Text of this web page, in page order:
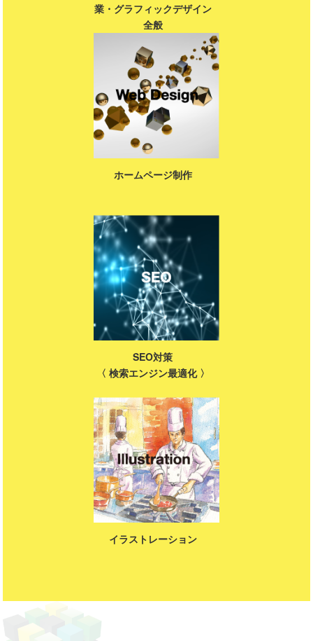
業・グラフィックデザイン
全般
ホームページ制作
SEO対策
〈 検索エンジン最適化 〉
イラストレーション